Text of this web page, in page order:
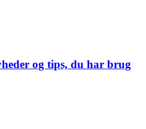
og tips, du har brug